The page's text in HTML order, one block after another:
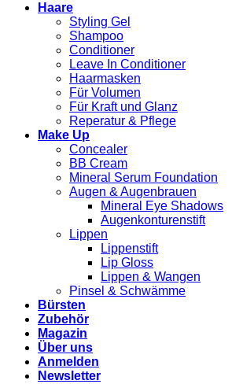
Haare
Styling Gel
Shampoo
Conditioner
Leave In Conditioner
Haarmasken
Für Volumen
Für Kraft und Glanz
Reperatur & Pflege
Make Up
Concealer
BB Cream
Mineral Serum Foundation
Augen & Augenbrauen
Mineral Eye Shadows
Augenkonturenstift
Lippen
Lippenstift
Lip Gloss
Lippen & Wangen
Pinsel & Schwämme
Bürsten
Zubehör
Magazin
Über uns
Anmelden
Newsletter